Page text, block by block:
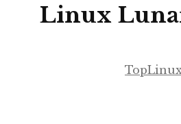
Linux